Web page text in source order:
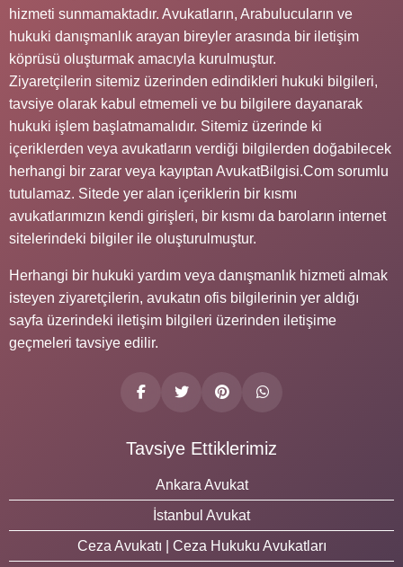
hizmeti sunmamaktadır. Avukatların, Arabulucuların ve
hukuki danışmanlık arayan bireyler arasında bir iletişim
köprüsü oluşturmak amacıyla kurulmuştur.
Ziyaretçilerin sitemiz üzerinden edindikleri hukuki bilgileri,
tavsiye olarak kabul etmemeli ve bu bilgilere dayanarak
hukuki işlem başlatmamalıdır. Sitemiz üzerinde ki
içeriklerden veya avukatların verdiği bilgilerden doğabilecek
herhangi bir zarar veya kayıptan AvukatBilgisi.Com sorumlu
tutulamaz. Sitede yer alan içeriklerin bir kısmı
avukatlarımızın kendi girişleri, bir kısmı da baroların internet
sitelerindeki bilgiler ile oluşturulmuştur.
Herhangi bir hukuki yardım veya danışmanlık hizmeti almak
isteyen ziyaretçilerin, avukatın ofis bilgilerinin yer aldığı
sayfa üzerindeki iletişim bilgileri üzerinden iletişime
geçmeleri tavsiye edilir.
Tavsiye Ettiklerimiz
Ankara Avukat
İstanbul Avukat
Ceza Avukatı | Ceza Hukuku Avukatları